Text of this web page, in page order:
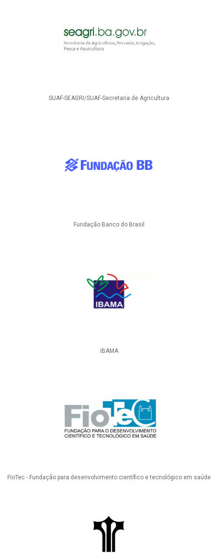
SUAF-SEAGRI/SUAF-Secretaria de Agricultura
Fundação Banco do Brasil
IBAMA
FioTec - Fundação para desenvolvimento científico e tecnológico em saúde